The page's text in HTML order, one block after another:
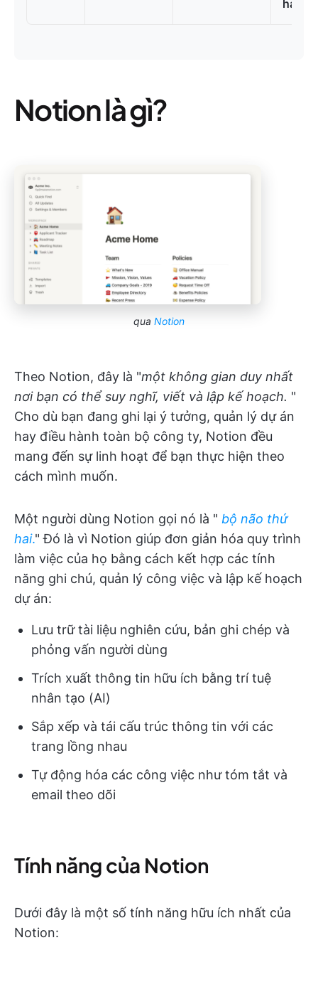
hạn)
Notion là gì?
qua Notion
Theo Notion, đây là "một không gian duy nhất
nơi bạn có thể suy nghĩ, viết và lập kế hoạch. "
Cho dù bạn đang ghi lại ý tưởng, quản lý dự án
hay điều hành toàn bộ công ty, Notion đều
mang đến sự linh hoạt để bạn thực hiện theo
cách mình muốn.
Một người dùng Notion gọi nó là " bộ não thứ
hai." Đó là vì Notion giúp đơn giản hóa quy trình
làm việc của họ bằng cách kết hợp các tính
năng ghi chú, quản lý công việc và lập kế hoạch
dự án:
Lưu trữ tài liệu nghiên cứu, bản ghi chép và
phỏng vấn người dùng
Trích xuất thông tin hữu ích bằng trí tuệ
nhân tạo (AI)
Sắp xếp và tái cấu trúc thông tin với các
trang lồng nhau
Tự động hóa các công việc như tóm tắt và
email theo dõi
Tính năng của Notion
Dưới đây là một số tính năng hữu ích nhất của
Notion: